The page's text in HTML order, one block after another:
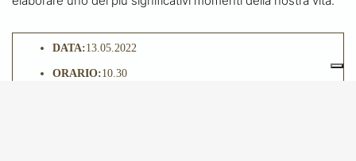
DATA:13.05.2022
ORARIO:10.30